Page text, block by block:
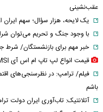
عقب‌نشینی
یک لایحه، هزار سؤال؛ سهم
با وجود جنگ و تحریم می‌توان
خبر مهم برای بازنشستگان/ شرط
قیمت انواع لپ تاپ ام اس آی MSI + جدول
باشم
آتلانتیک: تاب‌آوری ایران دولت